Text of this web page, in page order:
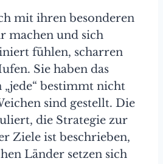
mit ihren besonderen
machen und sich
fühlen, scharren
Sie haben das
bestimmt nicht
sind gestellt. Die
die Strategie zur
Ziele ist beschrieben,
Länder setzen sich